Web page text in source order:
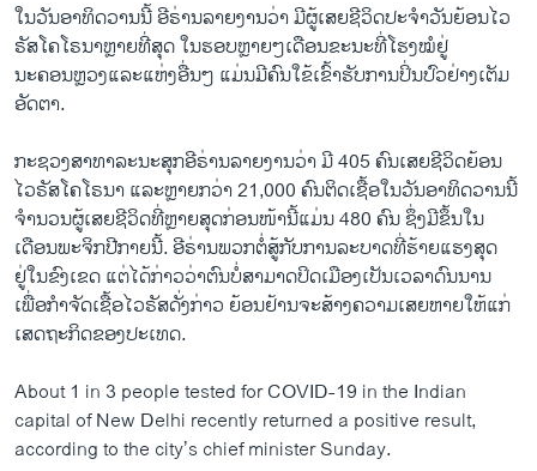
ໃນວັນອາທິດວານນີ້ ອີຣ່ານລາຍງານວ່າ ມີຜູ້ເສຍຊີວິດປະຈຳວັນຍ້ອນໄວ
ຣັສໂຄໂຣນາຫຼາຍທີ່ສຸດ ໃນຮອບຫຼາຍໆເດືອນຂະນະທີ່ໂຮງໝໍຢູ່
ນະຄອນຫຼວງແລະແຫ່ງອື່ນໆ ແມ່ນມີຄົນໃຂ້ເຂົ້າຮັບການປິ່ນປົວຢ່າງເຕັມ
ອັດຕາ.
ກະຊວງສາທາລະນະສຸກອີຣ່ານລາຍງານວ່າ ມີ 405 ຄົນເສຍຊີວິດຍ້ອນ
ໄວຣັສໂຄໂຣນາ ແລະຫຼາຍກວ່າ 21,000 ຄົນຕິດເຊື້ອໃນວັນອາທິດວານນີ້
ຈຳນວນຜູ້ເສຍຊີວິດທີ່ຫຼາຍສຸດກ່ອນໜ້ານີ້ແມ່ນ 480 ຄົນ ຊຶ່ງມີຂຶ້ນໃນ
ເດືອນພະຈິກປີກາຍນີ້. ອີຣ່ານພວກຕໍ່ສູ້ກັບການລະບາດທີ່ຮ້າຍແຮງສຸດ
ຢູ່ໃນຂົງເຂດ ແຕ່ໄດ້ກ່າວວ່າຕົນບໍ່ສາມາດປິດເມືອງເປັນເວລາດົນນານ
ເພື່ອກຳຈັດເຊື້ອໄວຣັສດັ່ງກ່າວ ຍ້ອນຢ້ານຈະສ້າງຄວາມເສຍຫາຍໃຫ້ແກ່
ເສດຖະກິດຂອງປະເທດ.
About 1 in 3 people tested for COVID-19 in the Indian
capital of New Delhi recently returned a positive result,
according to the city’s chief minister Sunday.